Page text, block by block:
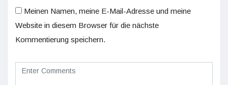
Meinen Namen, meine E-Mail-Adresse und meine
Website in diesem Browser für die nächste
Kommentierung speichern.